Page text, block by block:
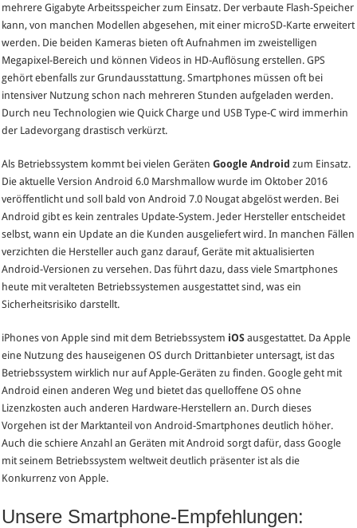
mehrere Gigabyte Arbeitsspeicher zum Einsatz. Der verbaute Flash-Speicher
kann, von manchen Modellen abgesehen, mit einer microSD-Karte erweitert
werden. Die beiden Kameras bieten oft Aufnahmen im zweistelligen
Megapixel-Bereich und können Videos in HD-Auflösung erstellen. GPS
gehört ebenfalls zur Grundausstattung. Smartphones müssen oft bei
intensiver Nutzung schon nach mehreren Stunden aufgeladen werden.
Durch neu Technologien wie Quick Charge und USB Type-C wird immerhin
der Ladevorgang drastisch verkürzt.
Als Betriebssystem kommt bei vielen GerätenGoogle Android zum Einsatz.
Die aktuelle Version Android 6.0 Marshmallow wurde im Oktober 2016
veröffentlicht und soll bald von Android 7.0 Nougat abgelöst werden. Bei
Android gibt es kein zentrales Update-System. Jeder Hersteller entscheidet
selbst, wann ein Update an die Kunden ausgeliefert wird. In manchen Fällen
verzichten die Hersteller auch ganz darauf, Geräte mit aktualisierten
Android-Versionen zu versehen. Das führt dazu, dass viele Smartphones
heute mit veralteten Betriebssystemen ausgestattet sind, was ein
Sicherheitsrisiko darstellt.
iPhones von Apple sind mit dem Betriebssystem iOS ausgestattet. Da Apple
eine Nutzung des hauseigenen OS durch Drittanbieter untersagt, ist das
Betriebssystem wirklich nur auf Apple-Geräten zu finden. Google geht mit
Android einen anderen Weg und bietet das quelloffene OS ohne
Lizenzkosten auch anderen Hardware-Herstellern an. Durch dieses
Vorgehen ist der Marktanteil von Android-Smartphones deutlich höher.
Auch die schiere Anzahl an Geräten mit Android sorgt dafür, dass Google
mit seinem Betriebssystem weltweit deutlich präsenter ist als die
Konkurrenz von Apple.
Unsere Smartphone-Empfehlungen: